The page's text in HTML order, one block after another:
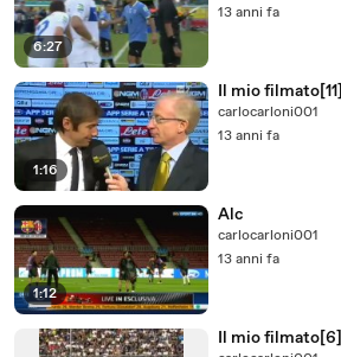
6:27
13 anni fa
1:16
Il mio filmato[11]
carlocarloni001
13 anni fa
1:12
Alc
carlocarloni001
13 anni fa
Il mio filmato[6]